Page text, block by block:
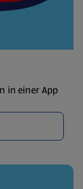
in einer App